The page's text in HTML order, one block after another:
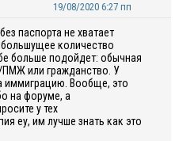
19/08/2020 6:27 пп
без паспорта не хватает
большущее количество
больше подойдет: обычная
ПМЖ или гражданство. У
иммиграцию. Вообще, это
на форуме, а
у тех
еу, им лучше знать как это